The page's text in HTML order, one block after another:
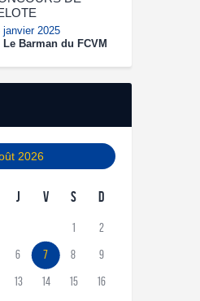
janvier 2025
Le Barman du FCVM
2026
J V S D
1 2
6 7 8 9
13 14 15 16